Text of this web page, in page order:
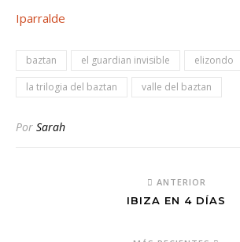
Iparralde
baztan el guardian invisible
elizondo
la trilogia del baztan
valle del baztan
Por Sarah
ANTERIOR
IBIZA EN 4 DÍAS